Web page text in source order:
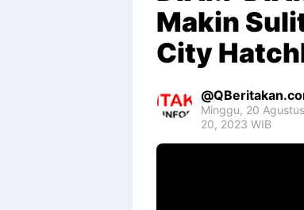
Makin
City
Minggu, 20
20, 2023 WIB